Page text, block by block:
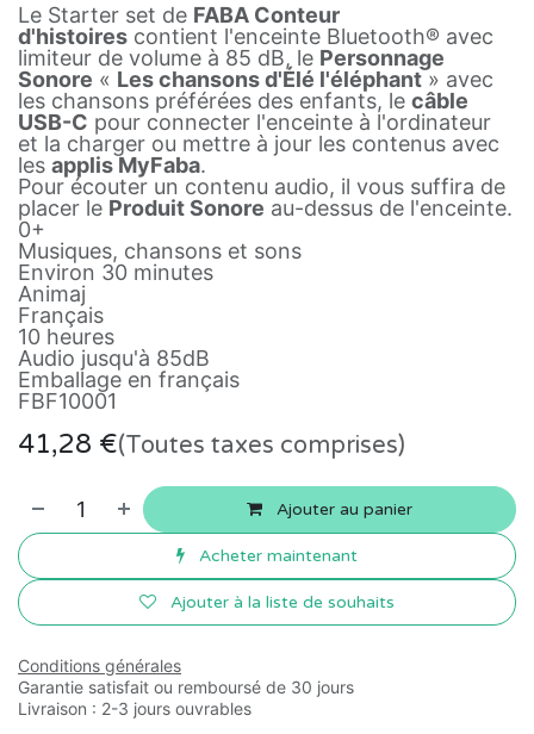
Le Starter set de FABA Conteur
d'histoires contient l'enceinte Bluetooth® avec
limiteur de volume à 85 dB, le Personnage
Sonore « Les chansons d'Élé l'éléphant » avec
les chansons préférées des enfants, le câble
USB-C pour connecter l'enceinte à l'ordinateur
et la charger ou mettre à jour les contenus avec
les applis MyFaba.
Pour écouter un contenu audio, il vous suffira de
placer le Produit Sonore au-dessus de l'enceinte.
0+
Musiques, chansons et sons
Environ 30 minutes
Animaj
Français
10 heures
Audio jusqu'à 85dB
Emballage en français
FBF10001
41,28 €(Toutes taxes comprises)
Ajouter au panier
Acheter maintenant
Ajouter à la liste de souhaits
Conditions générales
Garantie satisfait ou remboursé de 30 jours
Livraison : 2-3 jours ouvrables